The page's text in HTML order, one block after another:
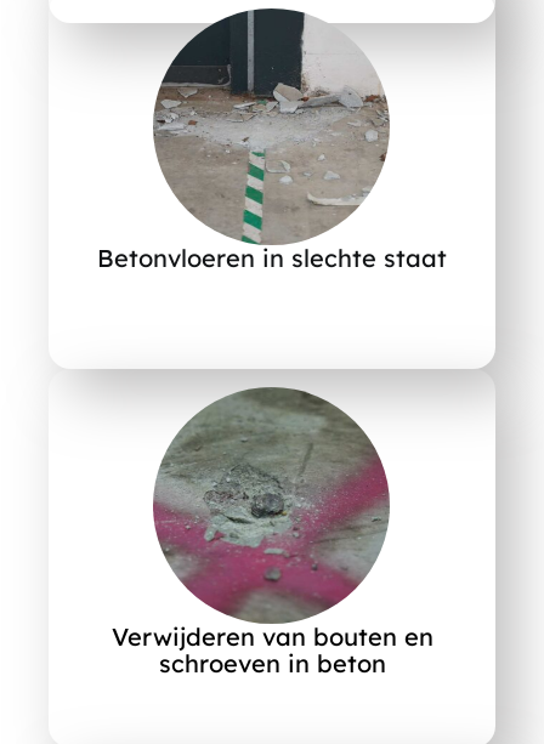
Betonvloeren in slechte staat
Verwijderen van bouten en
schroeven in beton